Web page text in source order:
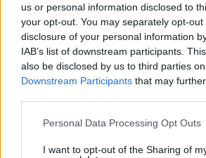
us or personal information disclosed to
your opt-out. You may separately opt-
disclosure of your personal information
IAB’s list of downstream participants.
also be disclosed by us to third parties
Downstream Participants that may
Please note that this website/app uses
not limited to your visit or usage
Personal Data Processing Opt Outs
I want to opt-out of the Sharing of
Αλέξης
11.08.2025, 11:50
Έχει πολλά αξεσουάρ, κολιέ με
σκουλαρίκια κλπ
ΑΠΑΝΤΗΣΗ
ΠΡΟΣΘΗΚΗ ΣΧΟΛΙΟΥ